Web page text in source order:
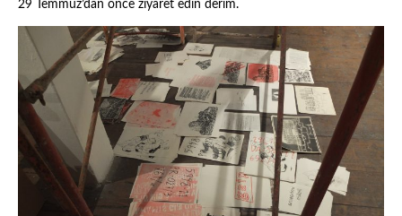
29 Temmuz’dan önce ziyaret edin derim.